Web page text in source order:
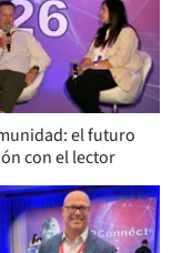
el futuro
con el lector